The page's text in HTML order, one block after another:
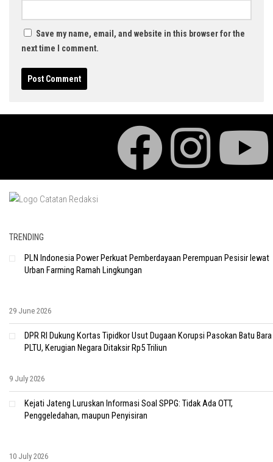
Save my name, email, and website in this browser for the
next time I comment.
TRENDING
PLN Indonesia Power Perkuat Pemberdayaan Perempuan Pesisir lewat
Urban Farming Ramah Lingkungan
29 June 2026
DPR RI Dukung Kortas Tipidkor Usut Dugaan Korupsi Pasokan Batu Bara
PLTU, Kerugian Negara Ditaksir Rp5 Triliun
9 July 2026
Kejati Jateng Luruskan Informasi Soal SPPG: Tidak Ada OTT,
Penggeledahan, maupun Penyisiran
10 July 2026